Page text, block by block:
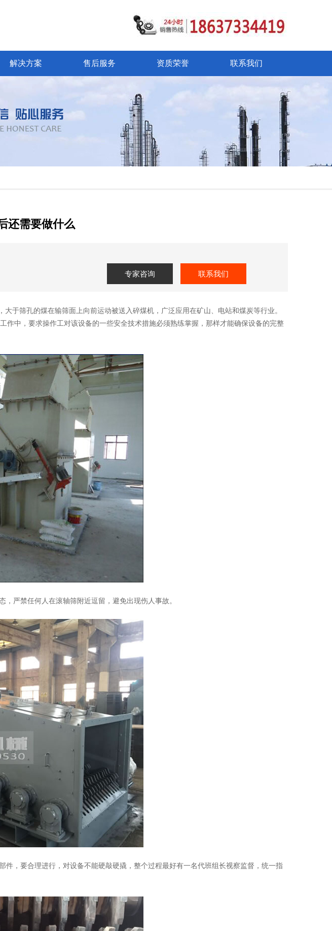
解决方案 售后服务 资质荣誉 联系我们
还需要做什么
专家咨询 联系我们
于筛孔的煤在输筛面上向前运动被送入碎煤机，广泛应用在矿山、电站和煤炭等行业。
中，要求操作工对该设备的一些安全技术措施必须熟练掌握，那样才能确保设备的完整
严禁任何人在滚轴筛附近逗留，避免出现伤人事故。
，要合理进行，对设备不能硬敲硬撬，整个过程最好有一名代班组长视察监督，统一指